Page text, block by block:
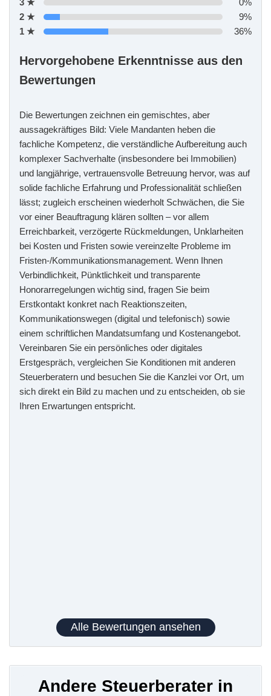
2 ★
9%
1 ★
36%
Hervorgehobene Erkenntnisse aus den
Bewertungen
Die Bewertungen zeichnen ein gemischtes, aber
aussagekräftiges Bild: Viele Mandanten heben die
fachliche Kompetenz, die verständliche Aufbereitung auch
komplexer Sachverhalte (insbesondere bei Immobilien)
und langjährige, vertrauensvolle Betreuung hervor, was auf
solide fachliche Erfahrung und Professionalität schließen
lässt; zugleich erscheinen wiederholt Schwächen, die Sie
vor einer Beauftragung klären sollten – vor allem
Erreichbarkeit, verzögerte Rückmeldungen, Unklarheiten
bei Kosten und Fristen sowie vereinzelte Probleme im
Fristen‑/Kommunikationsmanagement. Wenn Ihnen
Verbindlichkeit, Pünktlichkeit und transparente
Honorarregelungen wichtig sind, fragen Sie beim
Erstkontakt konkret nach Reaktionszeiten,
Kommunikationswegen (digital und telefonisch) sowie
einem schriftlichen Mandatsumfang und Kostenangebot.
Vereinbaren Sie ein persönliches oder digitales
Erstgespräch, vergleichen Sie Konditionen mit anderen
Steuerberatern und besuchen Sie die Kanzlei vor Ort, um
sich direkt ein Bild zu machen und zu entscheiden, ob sie
Ihren Erwartungen entspricht.
Alle Bewertungen ansehen
Andere Steuerberater in